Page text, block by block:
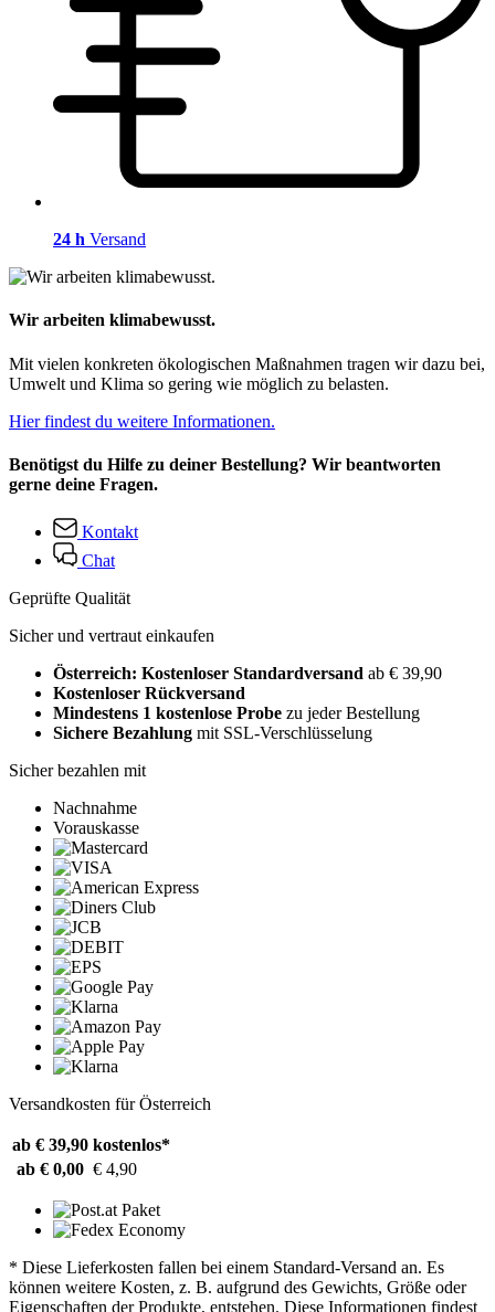
24 h Versand
Wir arbeiten klimabewusst.
Mit vielen konkreten ökologischen Maßnahmen tragen wir dazu bei,
Umwelt und Klima so gering wie möglich zu belasten.
Hier findest du weitere Informationen.
Benötigst du Hilfe zu deiner Bestellung? Wir beantworten
gerne deine Fragen.
Kontakt
Chat
Geprüfte Qualität
Sicher und vertraut einkaufen
Österreich: Kostenloser Standardversand ab € 39,90
Kostenloser Rückversand
Mindestens 1 kostenlose Probe zu jeder Bestellung
Sichere Bezahlung mit SSL-Verschlüsselung
Sicher bezahlen mit
Nachnahme
Vorauskasse
Versandkosten für Österreich
ab € 39,90 kostenlos*
ab € 0,00 € 4,90
* Diese Lieferkosten fallen bei einem Standard-Versand an. Es
können weitere Kosten, z. B. aufgrund des Gewichts, Größe oder
Eigenschaften der Produkte, entstehen. Diese Informationen findest